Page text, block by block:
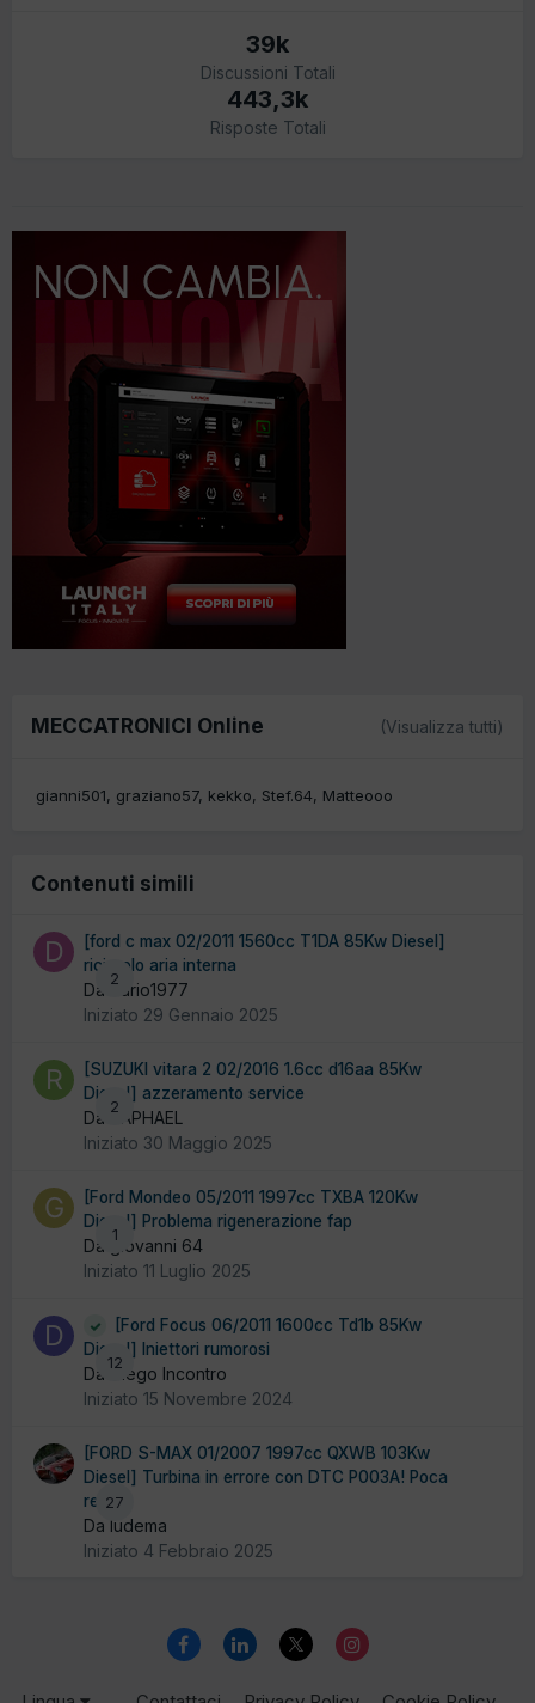
39k
Discussioni Totali
443,3k
Risposte Totali
MECCATRONICI Online (Visualizza tutti)
gianni501 graziano57 kekko Stef.64 Matteooo
Contenuti simili
2
[ford c max 02/2011 1560cc T1DA 85Kw Diesel]
ricircolo aria interna
Da dario1977
Iniziato 29 Gennaio 2025
2
[SUZUKI vitara 2 02/2016 1.6cc d16aa 85Kw
Diesel] azzeramento service
Da RAPHAEL
Iniziato 30 Maggio 2025
1
[Ford Mondeo 05/2011 1997cc TXBA 120Kw
Diesel] Problema rigenerazione fap
Da giovanni 64
Iniziato 11 Luglio 2025
12
[Ford Focus 06/2011 1600cc Td1b 85Kw
Diesel] Iniettori rumorosi
Da Diego Incontro
Iniziato 15 Novembre 2024
27
[FORD S-MAX 01/2007 1997cc QXWB 103Kw
Diesel] Turbina in errore con DTC P003A! Poca
resa
Da ludema
Iniziato 4 Febbraio 2025